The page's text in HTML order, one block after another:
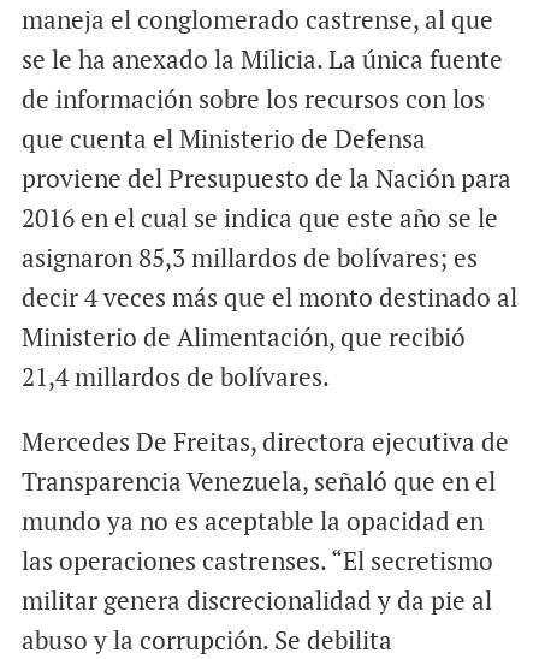
maneja el conglomerado castrense, al que
se le ha anexado la Milicia. La única fuente
de información sobre los recursos con los
que cuenta el Ministerio de Defensa
proviene del Presupuesto de la Nación para
2016 en el cual se indica que este año se le
asignaron 85,3 millardos de bolívares; es
decir 4 veces más que el monto destinado al
Ministerio de Alimentación, que recibió
21,4 millardos de bolívares.
Mercedes De Freitas, directora ejecutiva de
Transparencia Venezuela, señaló que en el
mundo ya no es aceptable la opacidad en
las operaciones castrenses. “El secretismo
militar genera discrecionalidad y da pie al
abuso y la corrupción. Se debilita